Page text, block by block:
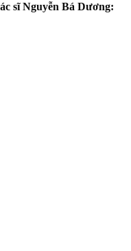
sĩ Nguyễn Bá Dương: